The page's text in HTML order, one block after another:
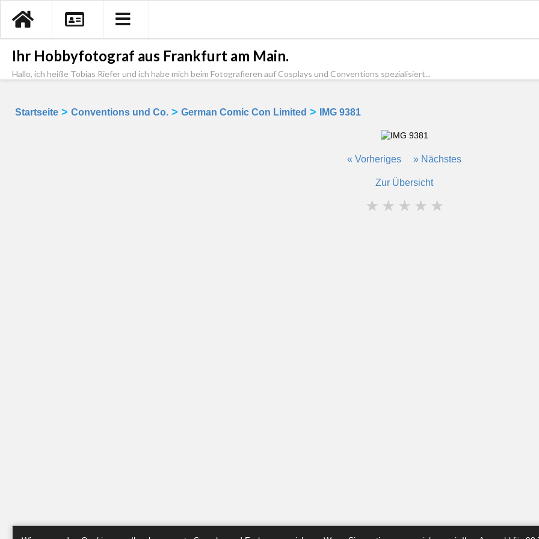
Ihr Hobbyfotograf aus Frankfurt am Main.
Hallo, ich heiße Tobias Riefer und ich habe mich beim Fotografieren auf Cosplays und Conventions spezialisiert...
Startseite > Conventions und Co. > German Comic Con Limited > IMG 9381
« Vorheriges » Nächstes
Zur Übersicht
★ ★ ★ ★ ★